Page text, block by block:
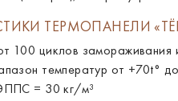
ТЕРМОПАНЕЛИ
100 циклов замораживания
температур от +70t°
= 30 кг/м³